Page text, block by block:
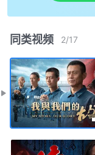
同类视频 2/17